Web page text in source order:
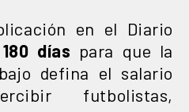
en el Diario
días para que la
defina el salario
futbolistas,